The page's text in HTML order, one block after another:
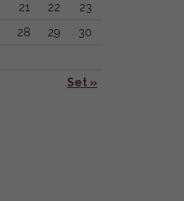
Set »
21 22
23
28 29
30